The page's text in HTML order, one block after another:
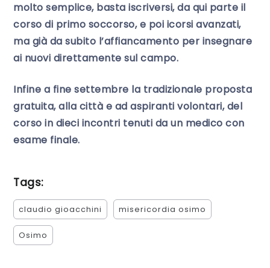
molto semplice, basta iscriversi, da qui parte il
corso di primo soccorso, e poi icorsi avanzati,
ma già da subito l’affiancamento per insegnare
ai nuovi direttamente sul campo.
Infine a fine settembre la tradizionale proposta
gratuita, alla città e ad aspiranti volontari, del
corso in dieci incontri tenuti da un medico con
esame finale.
Tags:
claudio gioacchini misericordia osimo
Osimo